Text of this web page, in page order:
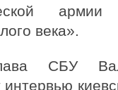
века».
СБУ